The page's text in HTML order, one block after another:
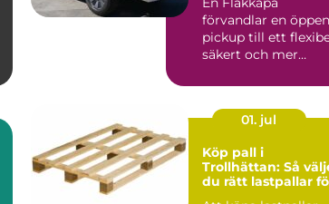
förvandlar en öppen
pickup till ett
säkert och mer
transportfordon...
01. jul
Köp pall i
Trollhättan: Så
du rätt lastpallar